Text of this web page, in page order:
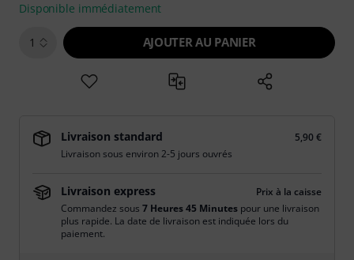
Disponible immédiatement
1 AJOUTER AU PANIER
Livraison standard
5,90 €
Livraison sous environ 2-5 jours ouvrés
Livraison express
Prix à la caisse
Commandez sous 7 Heures 45 Minutes pour une livraison
plus rapide. La date de livraison est indiquée lors du
paiement.